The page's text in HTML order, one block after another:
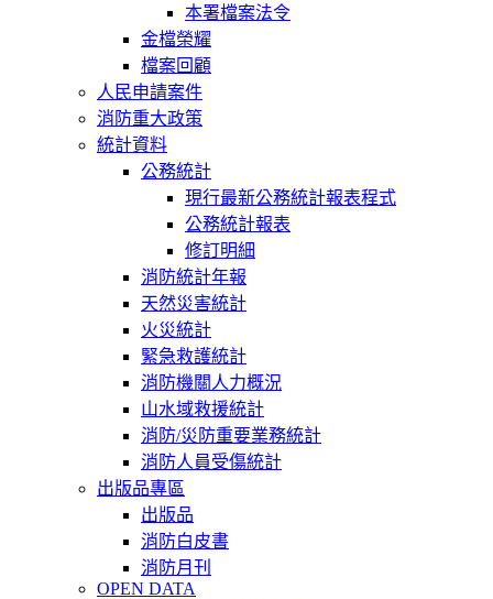
本署檔案法令
金檔榮耀
檔案回顧
人民申請案件
消防重大政策
統計資料
公務統計
現行最新公務統計報表程式
公務統計報表
修訂明細
消防統計年報
天然災害統計
火災統計
緊急救護統計
消防機關人力概況
山水域救援統計
消防/災防重要業務統計
消防人員受傷統計
出版品專區
出版品
消防白皮書
消防月刊
OPEN DATA